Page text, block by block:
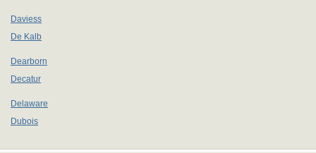
Daviess
De Kalb
Dearborn
Decatur
Delaware
Dubois